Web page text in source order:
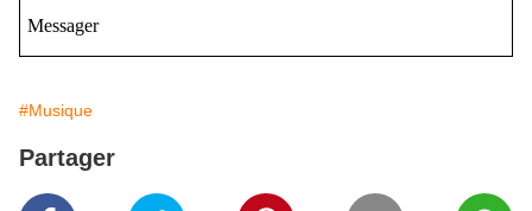
Messager
#Musique
Partager